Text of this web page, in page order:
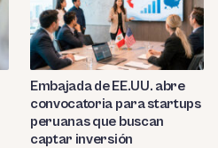
Embajada de EE.UU. abre
convocatoria para startups
peruanas que buscan
captar inversión